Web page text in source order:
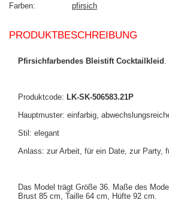
Farben pfirsich
PRODUKTBESCHREIBUNG
Pfirsichfarbendes Bleistift Cocktailkleid .
Produktcode: LK-SK-506583.21P
Hauptmuster: einfarbig,
Stil: elegant
Anlass: zur Arbeit, für ein Date, zur Party,
Das Model trägt Größe 36. Maße des
Brust 85 cm, Taille 64 cm, Hüfte 92 cm.